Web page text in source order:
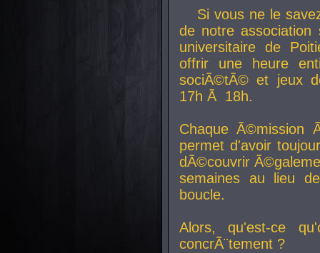
Si vous ne le
de notre
universitaire de
offrir une heure
sociÃ©tÃ© et jeux
17h Ã 18h.
Chaque Ã©mission
permet d'avoir
dÃ©couvrir
semaines au lieu
boucle.
Alors, qu'est-ce
concrÃ¨tement ?